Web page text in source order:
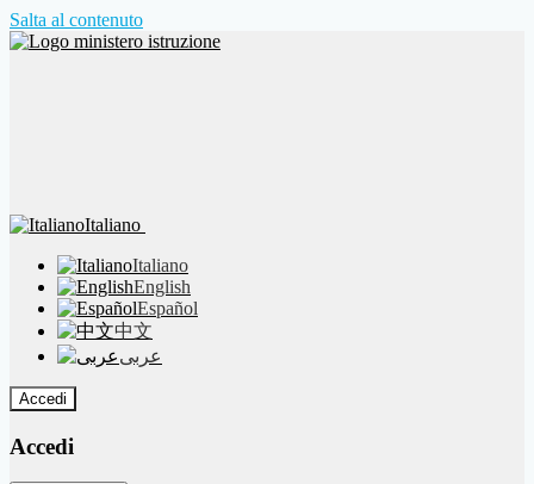
Salta al contenuto
Italiano
Italiano
English
Español
中文
عربى
Accedi
Accedi